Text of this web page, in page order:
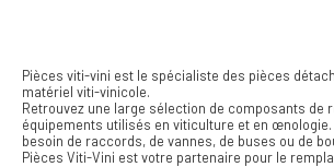
Pièces viti-vini est le spécialiste des pièces
matériel viti-vinicole.
Retrouvez une large sélection de composants de
équipements utilisés en viticulture et en œnologie.
besoin de raccords, de vannes, de buses ou de
Pièces Viti-Vini est votre partenaire pour le